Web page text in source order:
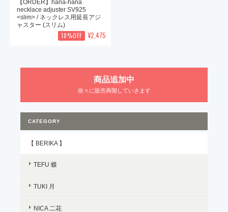
【ORDER】hana-hana
necklace adjuster SV925
<slim> / ネックレス用延長アジ
ャスター (スリム)
10%OFF ¥2,475
商品追加中
徐々に販売再開していきます
CATEGORY
【 BERIKA 】
TEFU 蝶
TUKI 月
NICA 二花